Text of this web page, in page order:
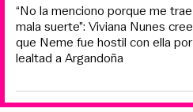
“No la menciono porque me trae
mala suerte”: Viviana Nunes cree
que Neme fue hostil con ella por
lealtad a Argandoña